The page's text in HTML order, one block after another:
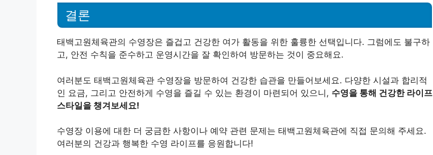
결론
태백고원체육관의 수영장은 즐겁고 건강한 여가 활동을 위한 훌륭한 선택입니다. 그럼에도 불구하
고, 안전 수칙을 준수하고 운영시간을 잘 확인하여 방문하는 것이 중요해요.
여러분도 태백고원체육관 수영장을 방문하여 건강한 습관을 만들어보세요. 다양한 시설과 합리적
인 요금, 그리고 안전하게 수영을 즐길 수 있는 환경이 마련되어 있으니, 수영을 통해 건강한 라이프
스타일을 챙겨보세요!
수영장 이용에 대한 더 궁금한 사항이나 예약 관련 문제는 태백고원체육관에 직접 문의해 주세요.
여러분의 건강과 행복한 수영 라이프를 응원합니다!